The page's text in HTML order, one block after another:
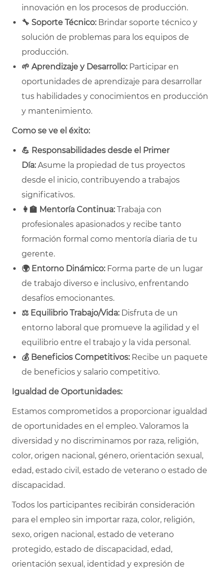
innovación en los procesos de producción.
🔧 Soporte Técnico:Brindar soporte técnico y
solución de problemas para los equipos de
producción.
🌱 Aprendizaje y Desarrollo:Participar en
oportunidades de aprendizaje para desarrollar
tus habilidades y conocimientos en producción
y mantenimiento.
Como se ve el éxito:
💪 Responsabilidades desde el Primer
Día:Asume la propiedad de tus proyectos
desde el inicio, contribuyendo a trabajos
significativos.
👩 Mentoría Continua:Trabaja con
profesionales apasionados y recibe tanto
formación formal como mentoría diaria de tu
gerente.
🌍 Entorno Dinámico:Forma parte de un lugar
de trabajo diverso e inclusivo, enfrentando
desafíos emocionantes.
⚖️ Equilibrio Trabajo/Vida:Disfruta de un
entorno laboral que promueve la agilidad y el
equilibrio entre el trabajo y la vida personal.
💰 Beneficios Competitivos:Recibe un paquete
de beneficios y salario competitivo.
Igualdad de Oportunidades:
Estamos comprometidos a proporcionar igualdad
de oportunidades en el empleo. Valoramos la
diversidad y no discriminamos por raza, religión,
color, origen nacional, género, orientación sexual,
edad, estado civil, estado de veterano o estado de
discapacidad.
Todos los participantes recibirán consideración
para el empleo sin importar raza, color, religión,
sexo, origen nacional, estado de veterano
protegido, estado de discapacidad, edad,
orientación sexual, identidad y expresión de